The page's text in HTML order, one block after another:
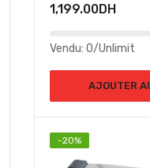
1,199.00DH
Vendu: 0/Unlimit
AJOUTER
-20%